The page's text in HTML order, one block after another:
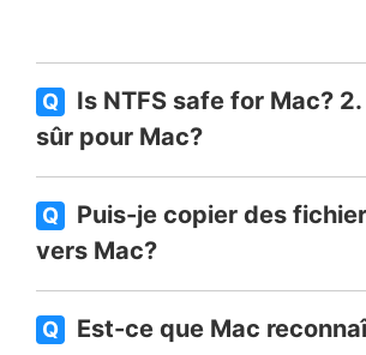
Q
Is NTFS safe for Mac?
sûr pour Mac?
Q
Puis-je copier des
vers Mac?
Q Est-ce que Mac